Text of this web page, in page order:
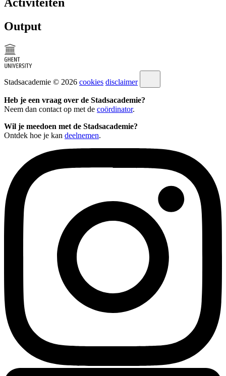
Output
Stadsacademie © 2026 cookies disclaimer
Heb je een vraag over de Stadsacademie?
Neem dan contact op met de coördinator.
Wil je meedoen met de Stadsacademie?
Ontdek hoe je kan deelnemen.